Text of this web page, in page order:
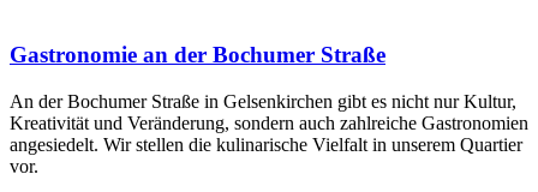
Gastronomie an der Bochumer Straße
An der Bochumer Straße in Gelsenkirchen gibt es nicht nur Kultur,
Kreativität und Veränderung, sondern auch zahlreiche Gastronomien
angesiedelt. Wir stellen die kulinarische Vielfalt in unserem Quartier
vor.